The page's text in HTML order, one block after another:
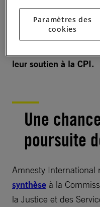
Nous exhortons
majorité des États
leur soutien à la CPI.
Une
poursuite
Amnesty International
synthèse à la
la Justice et des
Paramètres des
cookies